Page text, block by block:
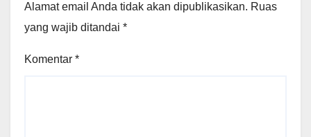
Alamat email Anda tidak akan dipublikasikan. Ruas
yang wajib ditandai *
Komentar *